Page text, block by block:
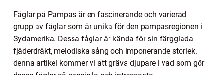
Fåglar på Pampas är en fascinerande och varierad
grupp av fåglar som är unika för den pampasregionen i
Sydamerika. Dessa fåglar är kända för sin färgglada
fjäderdräkt, melodiska sång och imponerande storlek. I
denna artikel kommer vi att gräva djupare i vad som gör